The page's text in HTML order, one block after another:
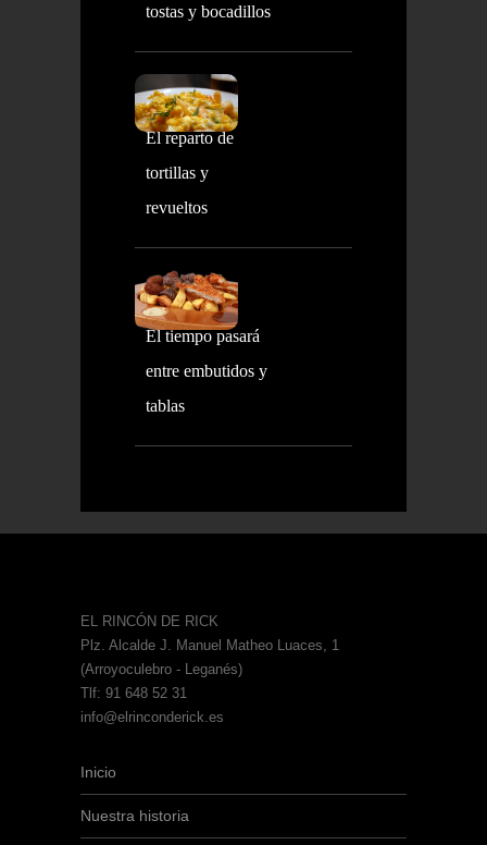
tostas y bocadillos
El reparto de
tortillas y
revueltos
El tiempo pasará
entre embutidos y
tablas
EL RINCÓN DE RICK
Plz. Alcalde J. Manuel Matheo Luaces, 1
(Arroyoculebro - Leganés)
Tlf: 91 648 52 31
info@elrinconderick.es
Inicio
Nuestra historia